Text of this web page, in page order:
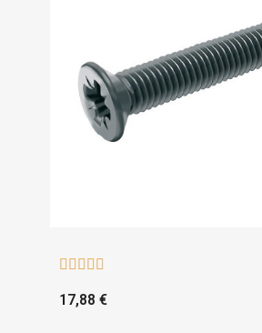
    
17,88 €